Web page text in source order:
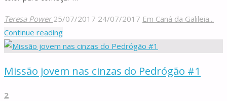
Teresa Power 25/07/2017 24/07/2017 Em Caná da Galileia...
Continue reading"Missão
jovem
cinzas
Missão jovem nas cinzas do Pedrógão #1
2